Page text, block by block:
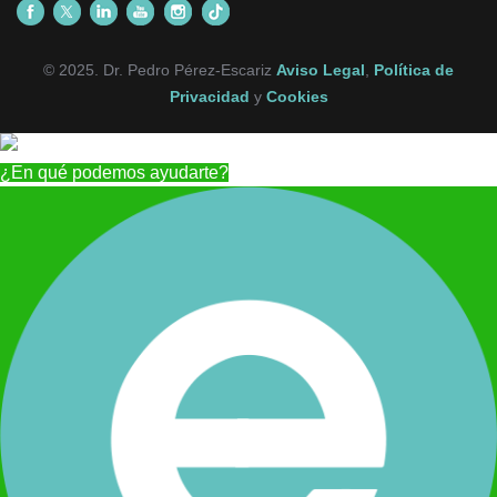
© 2025. Dr. Pedro Pérez-Escariz Aviso Legal
Política de
Privacidad y Cookies
¿En qué podemos ayudarte?